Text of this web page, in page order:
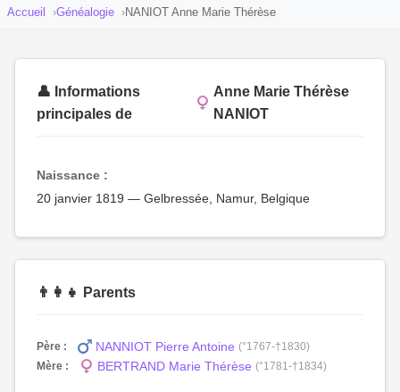
Accueil Généalogie NANIOT Anne Marie Thérèse
👤 Informations
principales de
Anne Marie Thérèse
NANIOT
Naissance :
20 janvier 1819 — Gelbressée, Namur, Belgique
👨‍👩‍👧 Parents
Père : NANNIOT Pierre Antoine (°1767-†1830)
Mère :
BERTRAND Marie Thérèse (°1781-†1834)